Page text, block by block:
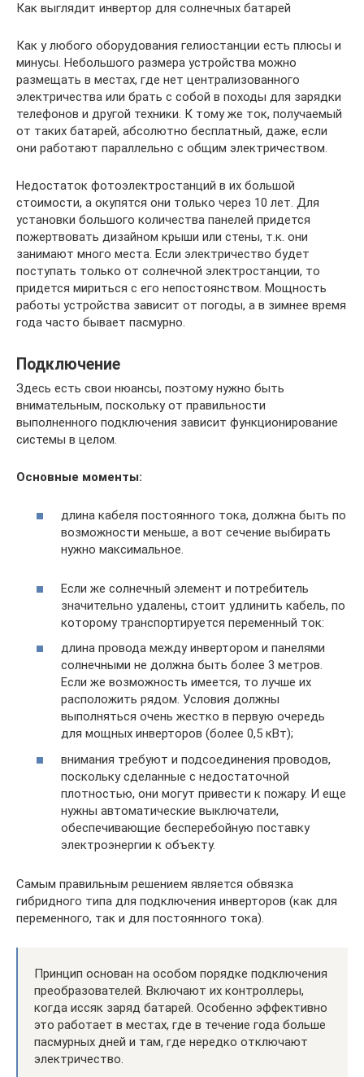
Как выглядит инвертор для солнечных батарей
Как у любого оборудования гелиостанции есть плюсы и
минусы. Небольшого размера устройства можно
размещать в местах, где нет централизованного
электричества или брать с собой в походы для зарядки
телефонов и другой техники. К тому же ток, получаемый
от таких батарей, абсолютно бесплатный, даже, если
они работают параллельно с общим электричеством.
Недостаток фотоэлектростанций в их большой
стоимости, а окупятся они только через 10 лет. Для
установки большого количества панелей придется
пожертвовать дизайном крыши или стены, т.к. они
занимают много места. Если электричество будет
поступать только от солнечной электростанции, то
придется мириться с его непостоянством. Мощность
работы устройства зависит от погоды, а в зимнее время
года часто бывает пасмурно.
Подключение
Здесь есть свои нюансы, поэтому нужно быть
внимательным, поскольку от правильности
выполненного подключения зависит функционирование
системы в целом.
Основные моменты:
длина кабеля постоянного тока, должна быть по
возможности меньше, а вот сечение выбирать
нужно максимальное.
Если же солнечный элемент и потребитель
значительно удалены, стоит удлинить кабель, по
которому транспортируется переменный ток:
длина провода между инвертором и панелями
солнечными не должна быть более 3 метров.
Если же возможность имеется, то лучше их
расположить рядом. Условия должны
выполняться очень жестко в первую очередь
для мощных инверторов (более 0,5 кВт);
внимания требуют и подсоединения проводов,
поскольку сделанные с недостаточной
плотностью, они могут привести к пожару. И еще
нужны автоматические выключатели,
обеспечивающие бесперебойную поставку
электроэнергии к объекту.
Самым правильным решением является обвязка
гибридного типа для подключения инверторов (как для
переменного, так и для постоянного тока).
Принцип основан на особом порядке подключения
преобразователей. Включают их контроллеры,
когда иссяк заряд батарей. Особенно эффективно
это работает в местах, где в течение года больше
пасмурных дней и там, где нередко отключают
электричество.